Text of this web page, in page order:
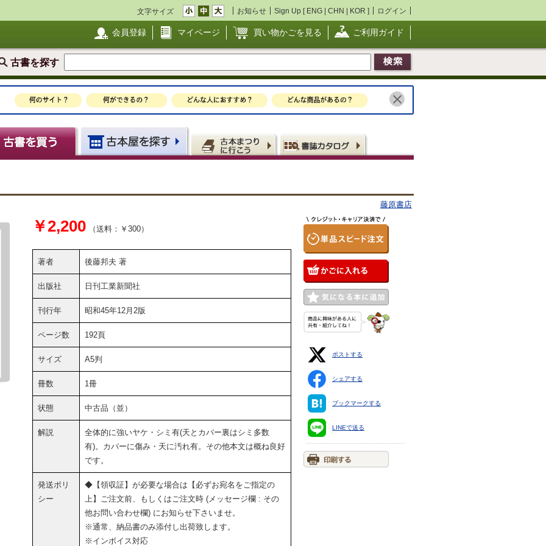
文字サイズ お知らせ Sign Up [ ENG | CHN | KOR ] ログイン
会員登録 マイページ 買い物かごを見る ご利用ガイド
古書を探す
藤原書店
￥2,200 （送料：￥300）
著者 後藤邦夫 著
出版社 日刊工業新聞社
刊行年 昭和45年12月2版
ページ数 192頁
サイズ A5判
冊数 1冊
状態 中古品（並）
解説
全体的に強いヤケ・シミ有(天とカバー裏はシミ多数
有)。カバーに傷み・天に汚れ有。その他本文は概ね良好
です。
発送ポリ
シー
◆【領収証】が必要な場合は【必ずお宛名をご指定の
上】ご注文前、もしくはご注文時 (メッセージ欄 : その
他お問い合わせ欄) にお知らせ下さいませ。
※通常、納品書のみ添付し出荷致します。
※インボイス対応
ポストする
シェアする
ブックマークする
LINEで送る